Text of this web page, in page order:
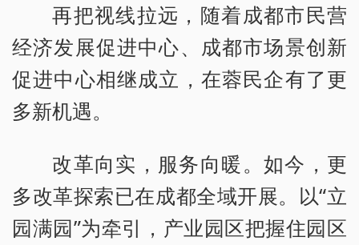
再把视线拉远，随着成都市民营
经济发展促进中心、成都市场景创新
促进中心相继成立，在蓉民企有了更
多新机遇。
改革向实，服务向暖。如今，更
多改革探索已在成都全域开展。以“立
园满园”为牵引，产业园区把握住园区